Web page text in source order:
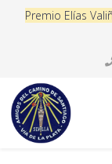
Premio Elías